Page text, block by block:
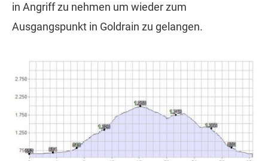
in Angriff zu nehmen um wieder zum
Ausgangspunkt in Goldrain zu gelangen.